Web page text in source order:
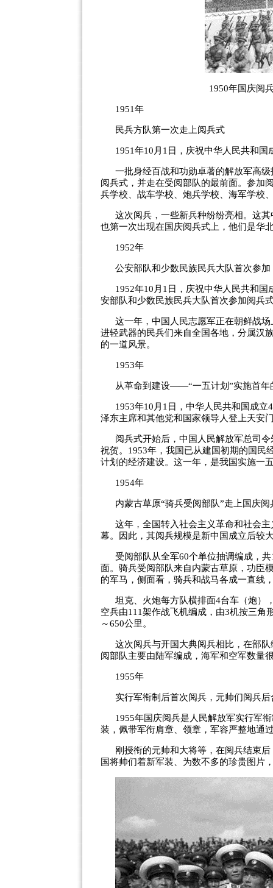
1950年国庆阅
1951年
民兵方队第一次走上阅兵式
1951年10月1日，庆祝中华人民共和
一批身经百战和功勋卓著的解放军高
阅兵式，并走在受阅部队的最前面。参加
兵学校、战车学校、炮兵学校、海军学校
这次阅兵，一些新兵种纷纷亮相。这
也第一次出现在国庆阅兵式上，他们是华
1952年
公安部队和少数民族民兵大队首次参加
1952年10月1日，庆祝中华人民共和
安部队和少数民族民兵大队首次参加阅兵
这一年，中国人民志愿军正在朝鲜战
进轻武器的民兵们来自全国各地，分属汉
的一道风景。
1953年
从革命到建设——“一五计划”实施首年
1953年10月1日，中华人民共和国成
泽东主席和其他党和国家领导人登上天安
阅兵式开始后，中国人民解放军总司
祝贺。1953年，我国已从建国初期的国民
计划的经济建设。这一年，是我国实施一
1954年
内蒙古草原“骑兵受阅部队”走上国庆阅
这年，全国转入社会主义革命和社会
幕。因此，其阅兵规模是新中国成立后较
受阅部队从全军60个单位抽调编成，
面。骑兵受阅部队来自内蒙古草原，功臣
的军马，侧面看，骑兵和战马各成一直线
坦克、火炮每方队横排面4台车（炮）
空兵由111架作战飞机编成，由3机按三角
～650公里。
这次阅兵与开国大典阅兵相比，在部
阅部队主要由陆军编成，海军和空军数量
1955年
实行军衔制后首次阅兵，元帅们阅兵后
1955年国庆阅兵是人民解放军实行军
装，佩带军衔肩章、领章，军容严整地通
刚授衔的元帅和大将等，在阅兵结束
国将帅们着新军装、为数不多的珍贵图片